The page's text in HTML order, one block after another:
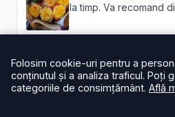
la timp. Va
Veronica S.★★★★★
Livrare de calitate și la timp
Folosim cookie-uri pentru a
conținutul și a analiza traficul. Poți
categoriile de consimțământ. Află